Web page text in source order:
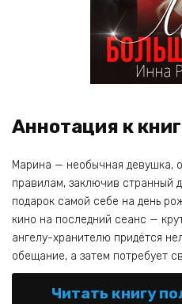
Аннотация к
Марина — необычная девушка,
правилам, заключив странный
подарок самой себе на день
кино на последний сеанс —
ангелу-хранителю придётся
обещание, а затем потребует
Читать книгу